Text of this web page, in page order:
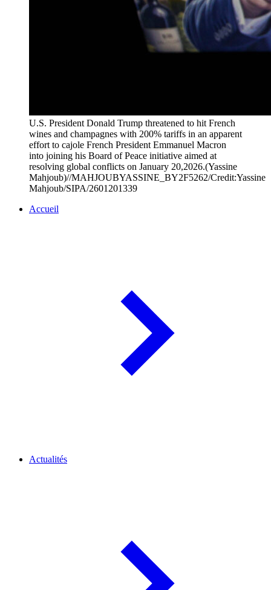
U.S. President Donald Trump threatened to hit French
wines and champagnes with 200% tariffs in an apparent
effort to cajole French President Emmanuel Macron
into joining his Board of Peace initiative aimed at
resolving global conflicts on January 20,2026.(Yassine
Mahjoub)//MAHJOUBYASSINE_BY2F5262/Credit:Yassine
Mahjoub/SIPA/2601201339
Accueil
Actualités